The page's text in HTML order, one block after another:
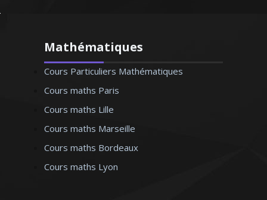
Mathématiques
Cours Particuliers Mathématiques
Cours maths Paris
Cours maths Lille
Cours maths Marseille
Cours maths Bordeaux
Cours maths Lyon